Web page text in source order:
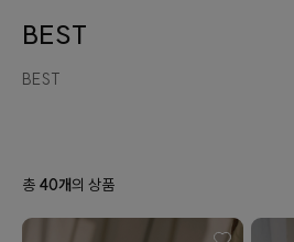
BEST
BEST
총 40개의 상품